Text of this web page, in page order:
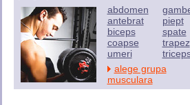
abdomen
antebrat
biceps
coapse
umeri
piept
spate
trapez
alege grupa
musculara